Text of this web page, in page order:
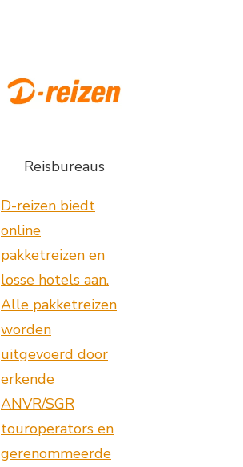
Reisbureaus
D-reizen biedt
online
pakketreizen en
losse hotels aan.
Alle pakketreizen
worden
uitgevoerd door
erkende
ANVR/SGR
touroperators en
gerenommeerde